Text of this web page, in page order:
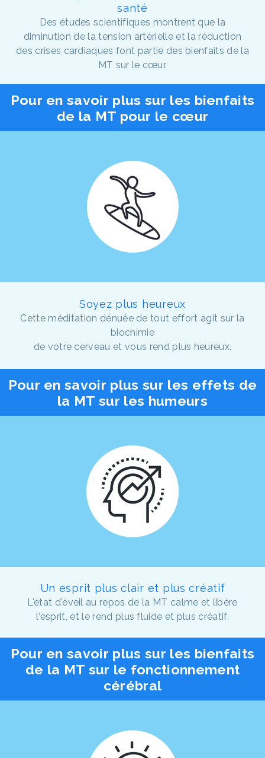
santé
Des études scientifiques montrent que la
diminution de la tension artérielle et la réduction
des crises cardiaques font partie des bienfaits de la
MT sur le cœur.
Pour en savoir plus sur les bienfaits
de la MT pour le cœur
Soyez plus heureux
Cette méditation dénuée de tout effort agit sur la
biochimie
de votre cerveau et vous rend plus heureux.
Pour en savoir plus sur les effets de
la MT sur les humeurs
Un esprit plus clair et plus créatif
L'état d'éveil au repos de la MT calme et libère
l'esprit, et le rend plus fluide et plus créatif.
Pour en savoir plus sur les bienfaits
de la MT sur le fonctionnement
cérébral